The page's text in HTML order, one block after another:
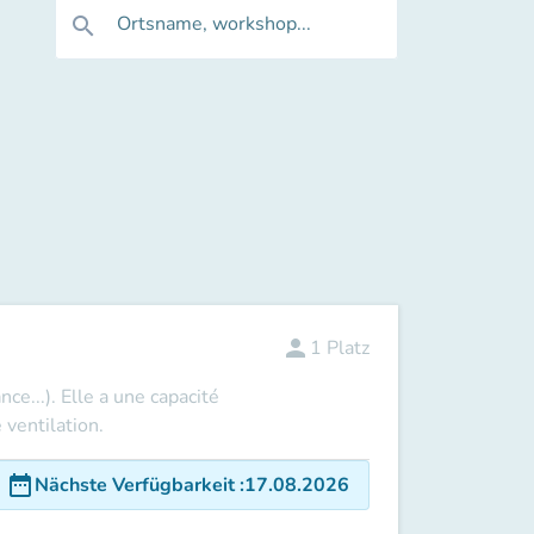
search Ortsname, workshop...
Elle a une capacité
ventilation.
person 1 Platz
date_rangeNächste Verfügbarkeit:17.08.2026